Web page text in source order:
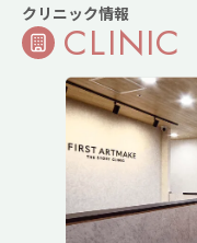
クリニック情報
CLINIC